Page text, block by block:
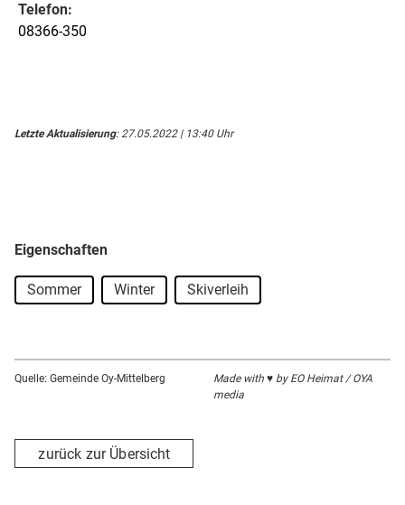
Telefon:
08366-350
Letzte Aktualisierung: 27.05.2022 | 13:40 Uhr
Eigenschaften
Sommer Winter Skiverleih
Quelle: Gemeinde Oy-Mittelberg
Made with ♥ by EO Heimat / OYA
media
zurück zur Übersicht